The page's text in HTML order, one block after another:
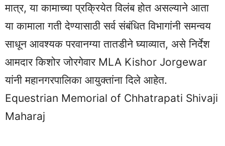
मात्र, या कामाच्या प्रक्रियेत विलंब होत असल्याने आता
या कामाला गती देण्यासाठी सर्व संबंधित विभागांनी समन्वय
साधून आवश्यक परवानग्या तातडीने घ्याव्यात, असे निर्देश
आमदार किशोर जोरगेवार MLA Kishor Jorgewar
यांनी महानगरपालिका आयुक्तांना दिले आहेत.
Equestrian Memorial of Chhatrapati Shivaji
Maharaj